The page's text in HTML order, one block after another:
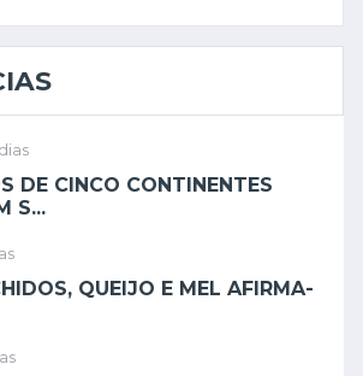
DE CINCO CONTINENTES
S...
QUEIJO E MEL AFIRMA-